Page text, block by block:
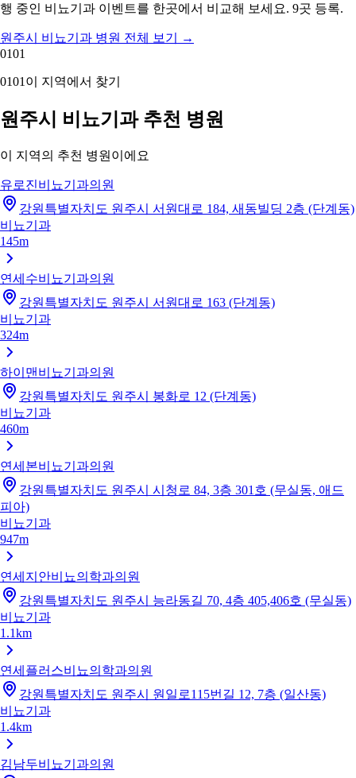
행 중인 비뇨기과 이벤트를 한곳에서 비교해 보세요. 9곳 등록.
원주시 비뇨기과 병원 전체 보기
→
0101
0101 이 지역에서 찾기
원주시 비뇨기과 추천 병원
이 지역의 추천 병원이에요
유로진비뇨기과의원
강원특별자치도 원주시 서원대로 184, 새동빌딩 2층 (단계동)
비뇨기과
145m
연세수비뇨기과의원
강원특별자치도 원주시 서원대로 163 (단계동)
비뇨기과
324m
하이맨비뇨기과의원
강원특별자치도 원주시 봉화로 12 (단계동)
비뇨기과
460m
연세본비뇨기과의원
강원특별자치도 원주시 시청로 84, 3층 301호 (무실동, 애드
피아)
비뇨기과
947m
연세지안비뇨의학과의원
강원특별자치도 원주시 능라동길 70, 4층 405,406호 (무실동)
비뇨기과
1.1km
연세플러스비뇨의학과의원
강원특별자치도 원주시 원일로115번길 12, 7층 (일산동)
비뇨기과
1.4km
김남두비뇨기과의원